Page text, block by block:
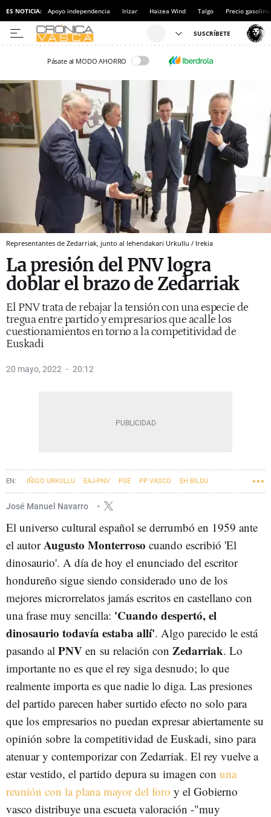
ES NOTICIA: Apoyo independencia Irizar Haizea Wind Talgo Precio gasolina
Pásate al MODO AHORRO
Representantes de Zedarriak, junto al lehendakari Urkullu / Irekia
La presión del PNV logra
doblar el brazo de Zedarriak
El PNV trata de rebajar la tensión con una especie de
tregua entre partido y empresarios que acalle los
cuestionamientos en torno a la competitividad de
Euskadi
20 mayo, 2022 20:12
IÑIGO URKULLU EAJ-PNV PSE PP VASCO EH BILDU
ELKARREKIN PODEMOS GOBIERNO VASCO
ZEDARRIAK
José Manuel Navarro
El universo cultural español se derrumbó en 1959 ante
el autorAugusto Monterroso cuando escribió 'El
dinosaurio'. A día de hoy el enunciado del escritor
hondureño sigue siendo considerado uno de los
mejores microrrelatos jamás escritos en castellano con
una frase muy sencilla: 'Cuando despertó, el
dinosaurio todavía estaba allí'. Algo parecido le está
pasando al PNV en su relación con Zedarriak. Lo
importante no es que el rey siga desnudo; lo que
realmente importa es que nadie lo diga. Las presiones
del partido parecen haber surtido efecto no solo para
que los empresarios no puedan expresar abiertamente su
opinión sobre la competitividad de Euskadi, sino para
atenuar y contemporizar con Zedarriak. El rey vuelve a
estar vestido, el partido depura su imagen con una
reunión con la plana mayor del foro y el Gobierno
vasco distribuye una escueta valoración -"muy